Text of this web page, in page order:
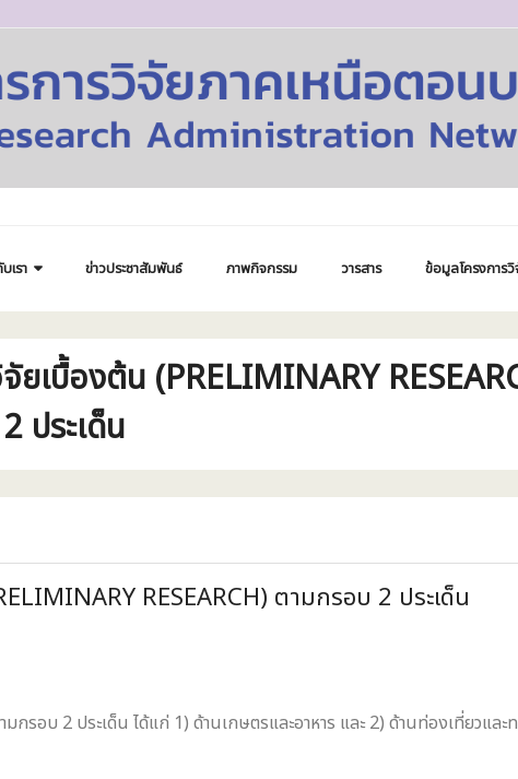
เรา ข่าวประชาสัมพันธ์ ภาพกิจกรรม วารสาร ข้อมูลโครงการ
ยเบื้องต้น (PRELIMINARY
ประเด็น
RESEARCH) ตามกรอบ 2 ประเด็น
อบ 2 ประเด็น ได้แก่ 1) ด้านเกษตรและอาหาร และ 2) ด้านท่องเที่ยวและ